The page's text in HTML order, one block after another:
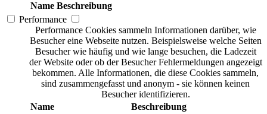
Name Beschreibung
Performance
Performance Cookies sammeln Informationen darüber, wie
Besucher eine Webseite nutzen. Beispielsweise welche Seiten
Besucher wie häufig und wie lange besuchen, die Ladezeit
der Website oder ob der Besucher Fehlermeldungen angezeigt
bekommen. Alle Informationen, die diese Cookies sammeln,
sind zusammengefasst und anonym - sie können keinen
Besucher identifizieren.
Name
Beschreibung